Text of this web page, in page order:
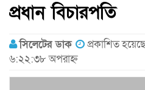
প্রধান বিচারপতি
সিলেটের ডাক
প্রকাশিত
৬:২২:৩৮ অপরাহ্ন